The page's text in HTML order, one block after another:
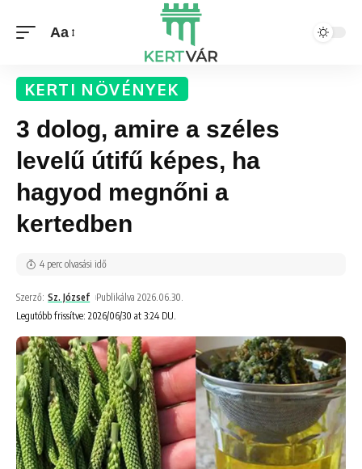
Aa
KERTI NÖVÉNYEK
3 dolog, amire a széles
levelű útifű képes, ha
hagyod megnőni a
kertedben
Legutóbb frissítve: 2026/06/30 at 3:24 DU.
Szerző: Sz. József Publikálva 2026.06.30.
4 perc olvasási idő